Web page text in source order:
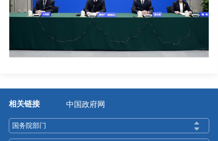
相关链接 中国政府网
国务院部门